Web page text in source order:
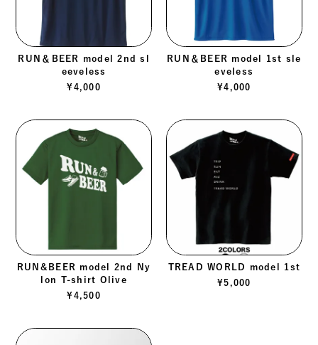
RUN＆BEER model 2nd sl
eeveless
¥4,000
RUN＆BEER model 1st sle
eveless
¥4,000
RUN&BEER model 2nd Ny
lon T-shirt Olive
¥ 4,500
TREAD WORLD model 1st
¥5,000